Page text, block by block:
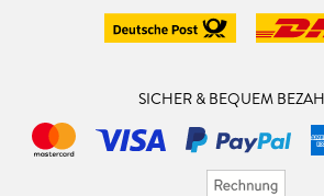
SICHER & BEQUEM